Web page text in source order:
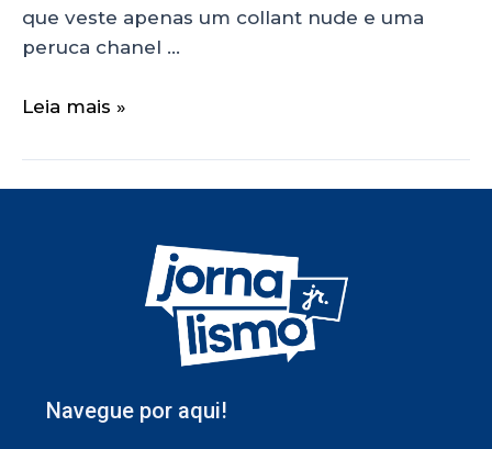
que veste apenas um collant nude e uma
peruca chanel …
Leia mais »
Navegue por aqui!